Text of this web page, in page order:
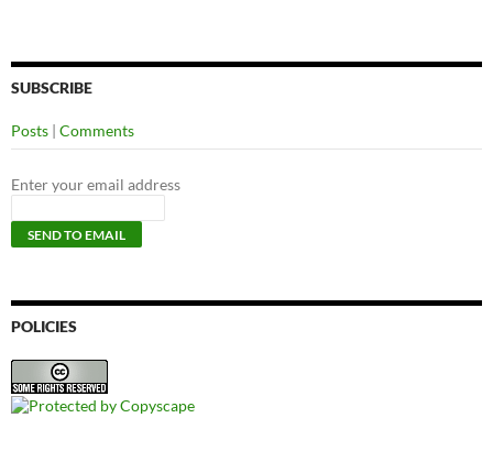
SUBSCRIBE
Posts | Comments
Enter your email address
POLICIES